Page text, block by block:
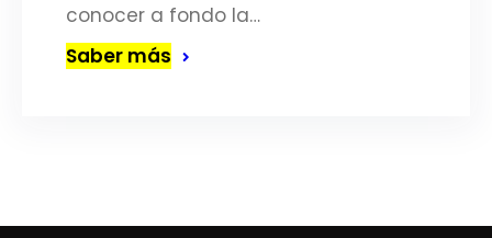
conocer a fondo la…
Saber más